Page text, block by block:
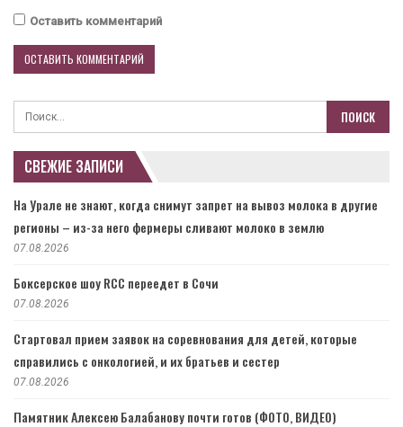
Оставить комментарий
СВЕЖИЕ ЗАПИСИ
На Урале не знают, когда снимут запрет на вывоз молока в другие
регионы – из-за него фермеры сливают молоко в землю
07.08.2026
Боксерское шоу RCC переедет в Сочи
07.08.2026
Стартовал прием заявок на соревнования для детей, которые
справились с онкологией, и их братьев и сестер
07.08.2026
Памятник Алексею Балабанову почти готов (ФОТО, ВИДЕО)